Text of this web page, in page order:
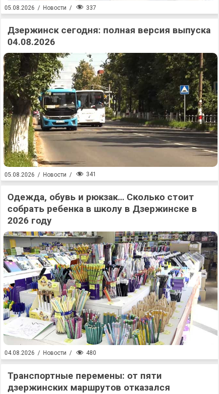
05.08.2026 / Новости / 337
Дзержинск сегодня: полная версия выпуска
04.08.2026
05.08.2026 / Новости / 341
Одежда, обувь и рюкзак… Сколько стоит
собрать ребенка в школу в Дзержинске в
2026 году
04.08.2026 / Новости / 480
Транспортные перемены: от пяти
дзержинских маршрутов отказался